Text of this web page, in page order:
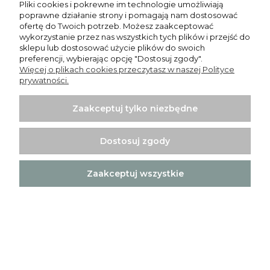
Zapisz się
Płatności i dostawa
Informacje
Pliki cookies i pokrewne im technologie umożliwiają
poprawne działanie strony i pomagają nam dostosować
ofertę do Twoich potrzeb. Możesz zaakceptować
wykorzystanie przez nas wszystkich tych plików i przejść do
sklepu lub dostosować użycie plików do swoich
preferencji, wybierając opcję "Dostosuj zgody".
Więcej o plikach cookies przeczytasz w naszej Polityce
prywatności.
Zaakceptuj tylko niezbędne
Dostosuj zgody
Zaakceptuj wszystkie